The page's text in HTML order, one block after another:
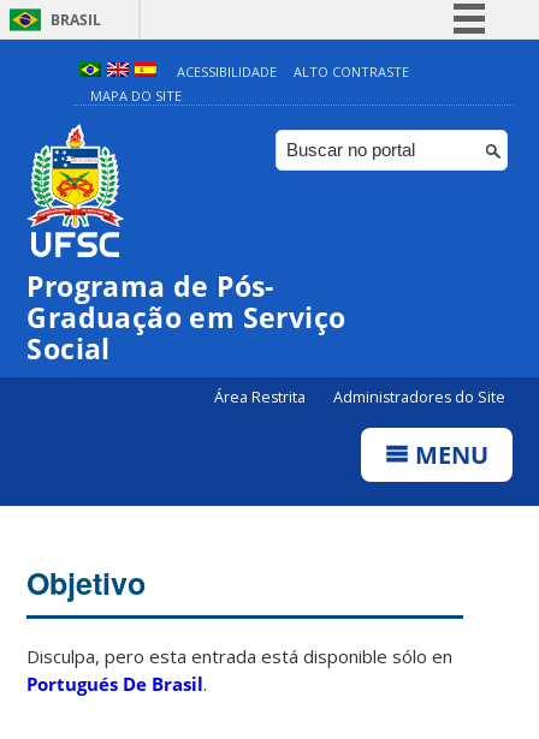
BRASIL
Simplifique!
Comunica BR
Participe
ACESSIBILIDADE
ALTO CONTRASTE
MAPA DO SITE
Programa de Pós-
Graduação em Serviço
Social
Área Restrita Administradores do Site
MENU
Objetivo
Disculpa, pero esta entrada está disponible sólo en
Portugués De Brasil.